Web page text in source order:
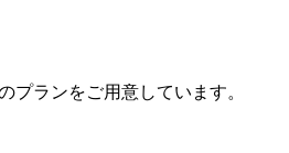
プランをご用意しています。